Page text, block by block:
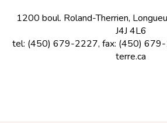
1200 boul. Roland-Therrien,
J4J 4L6
tel: (450) 679-2227, fax: (450)
terre.ca